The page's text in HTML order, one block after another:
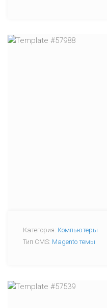
Категория: Компьютеры
Тип CMS: Magento темы